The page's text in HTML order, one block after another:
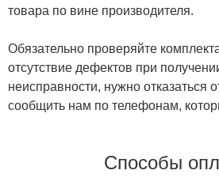
товара по вине производителя.
Обязательно проверяйте
отсутствие дефектов при
неисправности, нужно отказаться
сообщить нам по телефонам,
Способы